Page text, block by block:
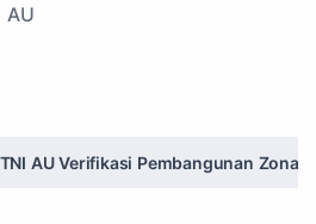
AU
TNI
AU Verifikasi Pembangunan Zona